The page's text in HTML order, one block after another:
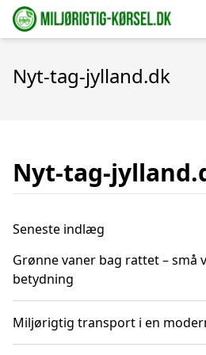
Nyt-tag-jylland.dk
Nyt-tag-
Seneste indlæg
Grønne vaner bag rattet – små
betydning
Miljørigtig transport i en